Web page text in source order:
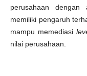
perusahaan
memiliki pengaruh
mampu memediasi
nilai perusahaan.